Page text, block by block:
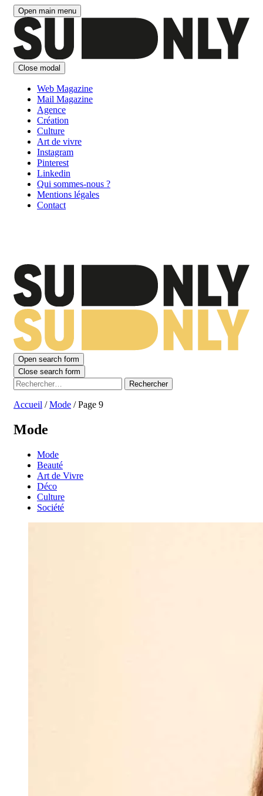
Aller
contenu
Open main menu
Close modal
Web Magazine
Mail Magazine
Agence
Création
Culture
Art de vivre
Instagram
Pinterest
Linkedin
Qui sommes-nous ?
Mentions légales
Contact
Open search form
Close search form
Rechercher :
Accueil /Mode /Page 9
Mode
Mode
Beauté
Art de Vivre
Déco
Culture
Société